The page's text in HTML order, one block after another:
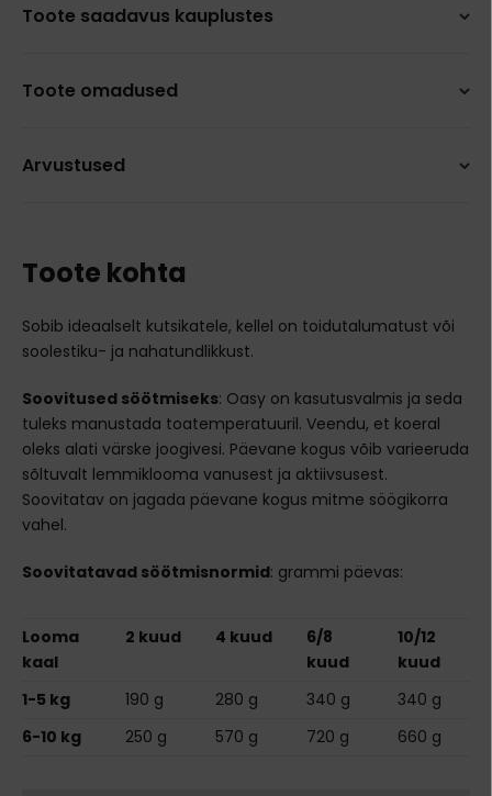
Toote saadavus kauplustes
Toote omadused
Arvustused
Toote kohta
Sobib ideaalselt kutsikatele, kellel on toidutalumatust või
soolestiku- ja nahatundlikkust.
Soovitused söötmiseks: Oasy on kasutusvalmis ja seda
tuleks manustada toatemperatuuril. Veendu, et koeral
oleks alati värske joogivesi. Päevane kogus võib varieeruda
sõltuvalt lemmiklooma vanusest ja aktiivsusest.
Soovitatav on jagada päevane kogus mitme söögikorra
vahel.
Soovitatavad söötmisnormid: grammi päevas:
Looma
kaal
2 kuud 4 kuud
6/8
kuud
10/12
kuud
1-5 kg
190 g 280 g 340 g
340 g
6-10 kg
250 g 570 g 720 g 660 g